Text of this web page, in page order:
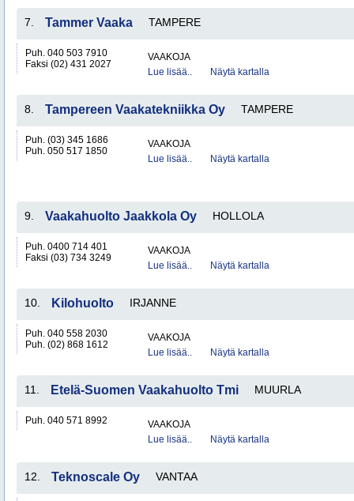
7. Tammer Vaaka TAMPERE
Puh. 040 503 7910
Faksi (02) 431 2027
VAAKOJA
Lue lisää..
Näytä kartalla
8. Tampereen Vaakatekniikka Oy TAMPERE
Puh. (03) 345 1686
Puh. 050 517 1850
VAAKOJA
Lue lisää..
Näytä kartalla
9. Vaakahuolto Jaakkola Oy HOLLOLA
Puh. 0400 714 401
Faksi (03) 734 3249
VAAKOJA
Lue lisää..
Näytä kartalla
10. Kilohuolto IRJANNE
Puh. 040 558 2030
Puh. (02) 868 1612
VAAKOJA
Lue lisää..
Näytä kartalla
11. Etelä-Suomen Vaakahuolto Tmi MUURLA
Puh. 040 571 8992
VAAKOJA
Lue lisää..
Näytä kartalla
12. Teknoscale Oy VANTAA